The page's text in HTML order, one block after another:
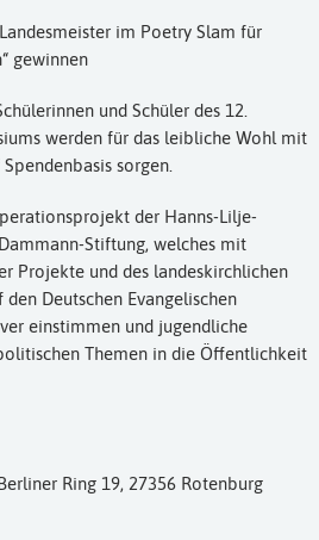
im Poetry Slam für
gewinnen
und Schüler des 12.
werden für das leibliche Wohl mit
sorgen.
der Hanns-Lilje-
Stiftung, welches mit
Projekte und des landeskirchlichen
den Deutschen Evangelischen
einstimmen und jugendliche
Themen in die Öffentlichkeit
Ring 19, 27356 Rotenburg